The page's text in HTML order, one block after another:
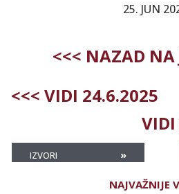
25. JUN
<<< NAZAD NA
<<< VIDI 24.6.2025
IZVORI »
NAJVAŽNIJE